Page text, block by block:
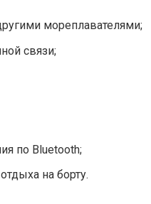
мореплавателями;
связи;
по Bluetooth;
на борту.